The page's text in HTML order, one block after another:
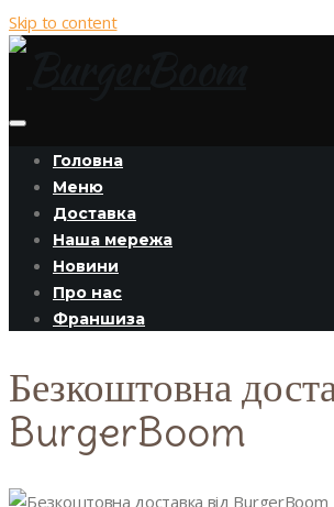
Skip to content
Головна
Меню
Доставка
Наша мережа
Новини
Про нас
Франшиза
Безкоштовна
BurgerBoom